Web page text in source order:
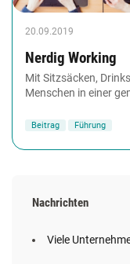
20.09.2019
Nerdig Working
Mit Sitzsäcken,
Menschen in einer
Beitrag Führung
Nachrichten
Viele